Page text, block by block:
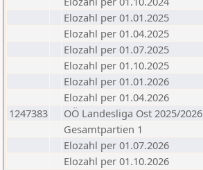
Elozahl per 01.01.2025
Elozahl per 01.04.2025
Elozahl per 01.07.2025
Elozahl per 01.10.2025
Elozahl per 01.01.2026
Elozahl per 01.04.2026
1247383
OÖ Landesliga Ost 2025/2026
Gesamtpartien 1
Elozahl per 01.07.2026
Elozahl per 01.10.2026